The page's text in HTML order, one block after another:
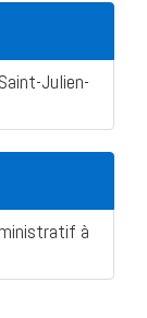
Julien-
à